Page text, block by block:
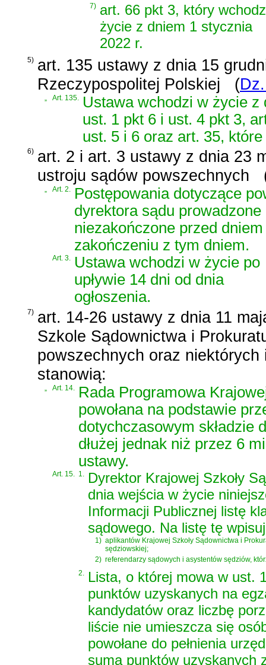
7) art. 66 pkt 3, który
życie z dniem 1 stycznia
2022 r.
5) art. 135 ustawy z dnia 15
Rzeczypospolitej Polskiej
(
„ Art. 135. Ustawa wchodzi w życie
ust. 1 pkt 6 i ust. 4 pkt 3,
ust. 5 i 6 oraz art. 35,
6) art. 2 i art. 3 ustawy z dnia 23
ustroju sądów powszechnych
„ Art. 2. Postępowania dotyczące
dyrektora sądu
niezakończone przed
zakończeniu z tym dniem.
Art. 3. Ustawa wchodzi w życie po
upływie 14 dni od dnia
ogłoszenia.
7) art. 14-26 ustawy z dnia 11
Szkole Sądownictwa i
powszechnych oraz niektórych
stanowią:
„ Art. 14. Rada Programowa
powołana na podstawie
dotychczasowym składzie
dłużej jednak niż przez 6
ustawy.
Art. 15. 1. Dyrektor Krajowej Szkoły
dnia wejścia w życie
Informacji Publicznej listę
sądowego. Na listę tę
1) aplikantów Krajowej Szkoły Sądownictwa i
sędziowskiej;
2) referendarzy sądowych i asystentów sędziów,
2. Lista, o której mowa w ust.
punktów uzyskanych na
kandydatów oraz liczbę
liście nie umieszcza się
powołane do pełnienia
suma punktów uzyskanych